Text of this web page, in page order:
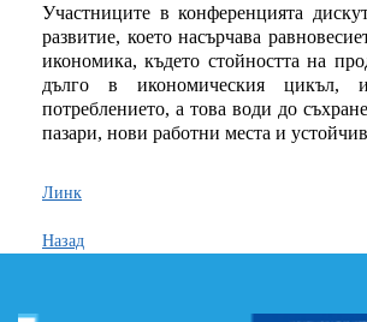
Участниците в конференцията
развитие, което насърчава
икономика, където стойността на
дълго в икономическия цикъл,
потреблението, а това води до
пазари, нови работни места и
Линк
Назад